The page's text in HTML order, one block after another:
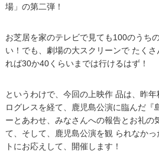
場」の第二弾！
お芝居を家のテレビで見ても100のうち
い！でも、劇場の大スクリーンで たく
れば30か40くらいまでは行けるはず！
というわけで、今回の上映作 品は、昨
ログレスを経て、鹿児島公演に臨んだ『
ーとあわせ、みなさんへの報告とお礼の
て、そして、鹿児島公演を観 られなか
トにお応えして、開催します！